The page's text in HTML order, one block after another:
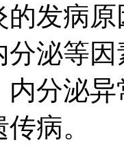
发病
分泌等
内分泌
病。